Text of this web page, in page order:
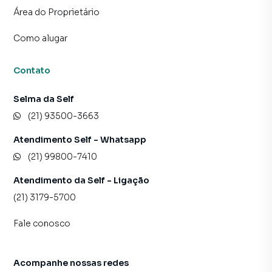
PODERÃO SOFRER VARIAÇÕES. COM RELAÇÃO AO
DESPESAS REFERENTES AO CONSUMO DE ÁGUA, LUZ E
SERÃO EFETUADOS APÓS A ASSINATURA DO
Área do Proprietário
Como alugar
Contato
Selma da Self
(21) 93500-3663
Atendimento Self - Whatsapp
(21) 99800-7410
Atendimento da Self - Ligação
(21) 3179-5700
Fale conosco
Acompanhe nossas redes